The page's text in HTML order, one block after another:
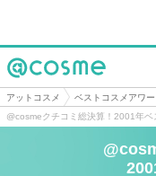
@cosme
アットコスメ ベストコスメアワー
@cosmeクチコミ総決算！2001年